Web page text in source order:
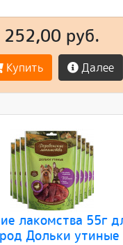
252,00 руб.
Купить Далее
лакомства 55г
Дольки утиные